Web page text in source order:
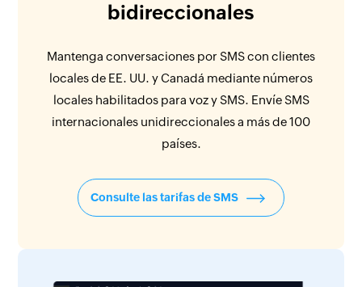
bidireccionales
Mantenga conversaciones por SMS con clientes
locales de EE. UU. y Canadá mediante números
locales habilitados para voz y SMS. Envíe SMS
internacionales unidireccionales a más de 100
países.
Consulte las tarifas de SMS